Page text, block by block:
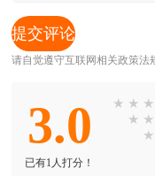
请自觉遵守互联网相关政策法
3.0
已有1人打分！
★ ★ ★
★ ★
★